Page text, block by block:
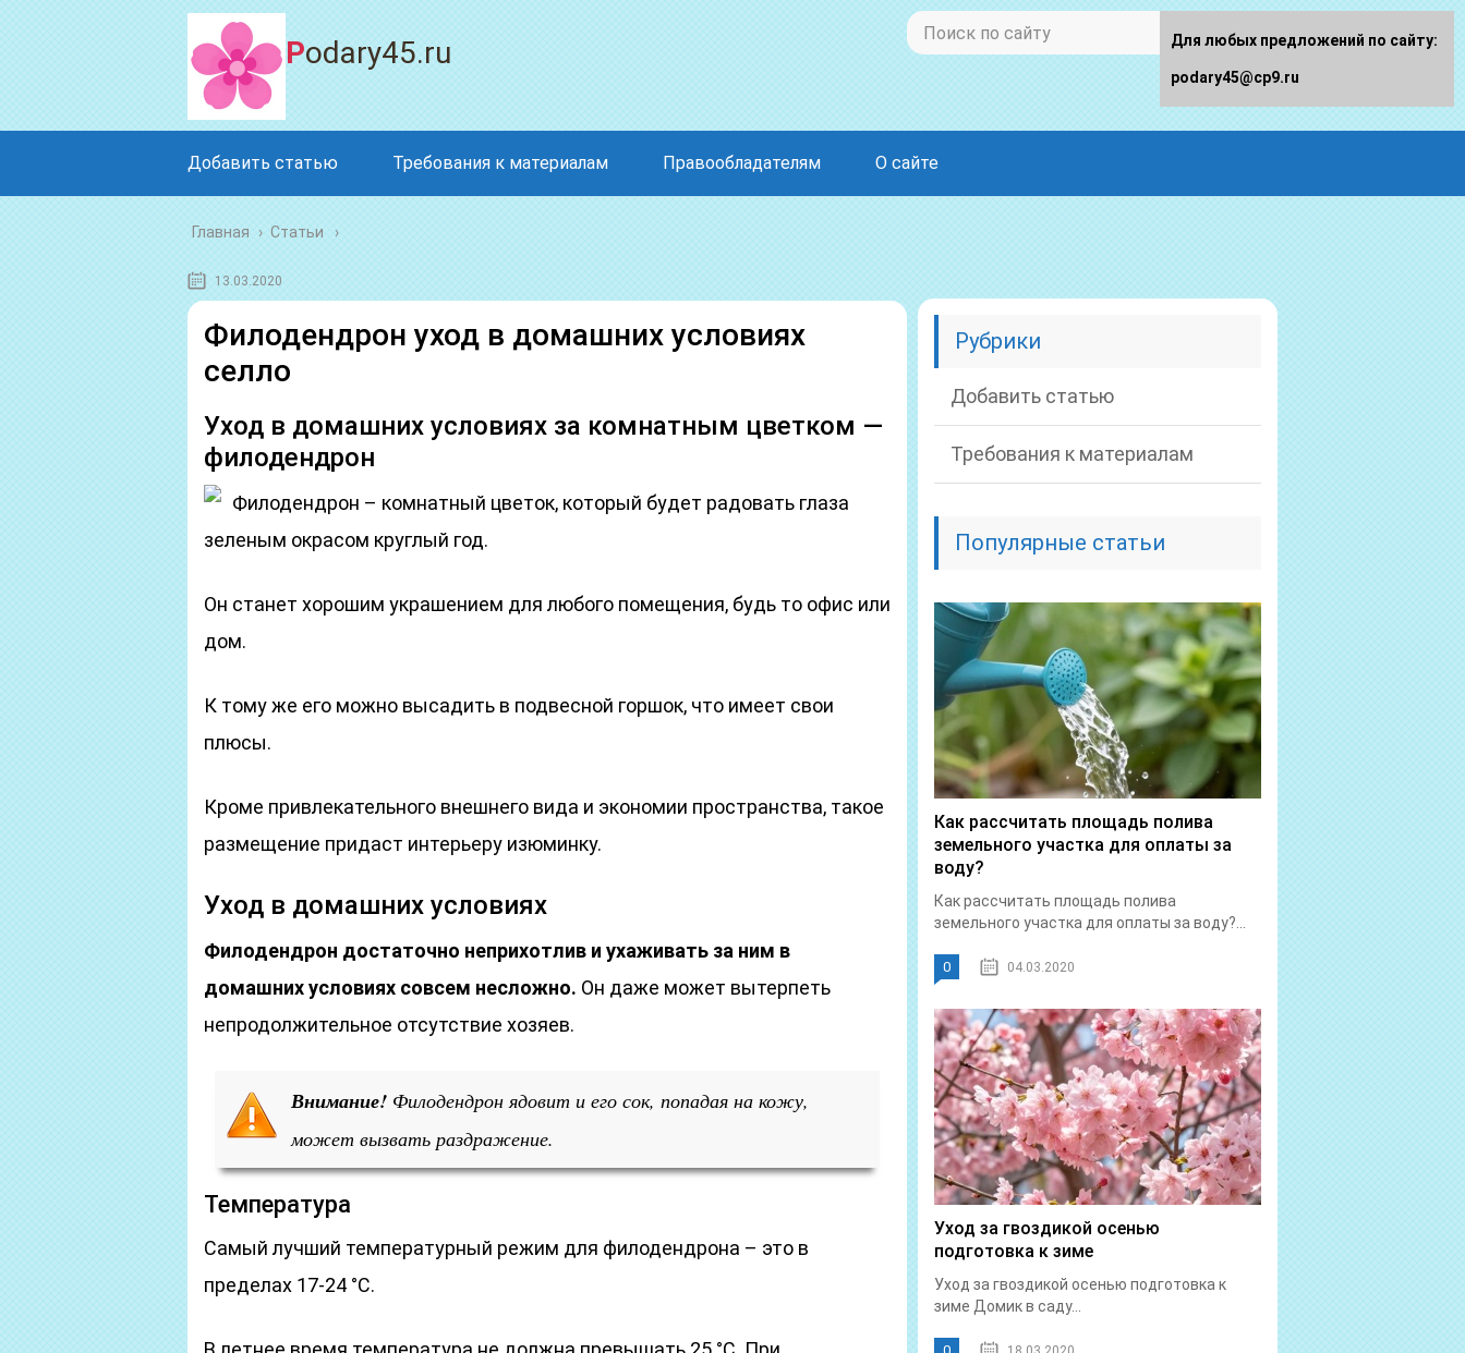
Podary45.ru
Добавить статью Требования к материалам Правообладателям О сайте
Главная › Статьи
13.03.2020
Филодендрон уход в домашних условиях
селло
Уход в домашних условиях за комнатным цветком —
филодендрон
Филодендрон – комнатный цветок, который будет радовать глаза
зеленым окрасом круглый год.
Он станет хорошим украшением для любого помещения, будь то офис или
дом.
К тому же его можно высадить в подвесной горшок, что имеет свои
плюсы.
Кроме привлекательного внешнего вида и экономии пространства, такое
размещение придаст интерьеру изюминку.
Уход в домашних условиях
Филодендрон достаточно неприхотлив и ухаживать за ним в
домашних условиях совсем несложно. Он даже может вытерпеть
непродолжительное отсутствие хозяев.
Внимание! Филодендрон ядовит и его сок, попадая на кожу,
может вызвать раздражение.
Температура
Самый лучший температурный режим для филодендрона – это в
пределах 17-24 °С.
Рубрики
Добавить статью
Требования к материалам
Популярные статьи
Как рассчитать площадь полива
земельного участка для оплаты за
воду?
Как рассчитать площадь полива
земельного участка для оплаты за воду?...
0 04.03.2020
Уход за гвоздикой осенью
подготовка к зиме
Уход за гвоздикой осенью подготовка к
зиме Домик в саду...
Для любых предложений по сайту:
podary45@cp9.ru